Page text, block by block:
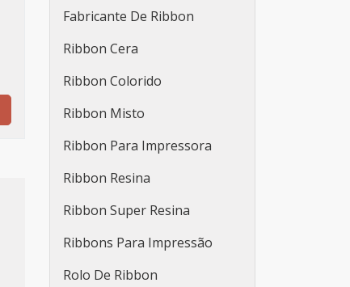
Fabricante De Ribbon
Ribbon Cera
Ribbon Colorido
Ribbon Misto
Ribbon Para Impressora
Ribbon Resina
Ribbon Super Resina
Ribbons Para Impressão
Rolo De Ribbon